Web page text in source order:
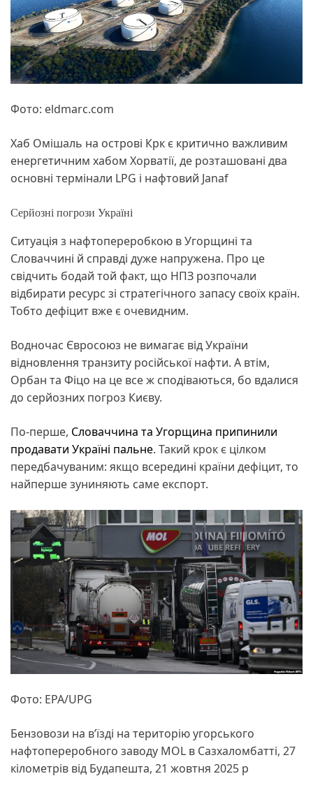
Фото: eldmarc.com
Хаб Омішаль на острові Крк є критично важливим
енергетичним хабом Хорватії, де розташовані два
основні термінали LPG і нафтовий Janaf
Серйозні погрози Україні
Ситуація з нафтопереробкою в Угорщині та
Словаччині й справді дуже напружена. Про це
свідчить бодай той факт, що НПЗ розпочали
відбирати ресурс зі стратегічного запасу своїх країн.
Тобто дефіцит вже є очевидним.
Водночас Євросоюз не вимагає від України
відновлення транзиту російської нафти. А втім,
Орбан та Фіцо на це все ж сподіваються, бо вдалися
до серйозних погроз Києву.
По-перше, Словаччина та Угорщина припинили
продавати Україні пальне. Такий крок є цілком
передбачуваним: якщо всередині країни дефіцит, то
найперше зуниняють саме експорт.
Фото: EPA/UPG
Бензовози на в’їзді на територію угорського
нафтопереробного заводу MOL в Сазхаломбатті, 27
кілометрів від Будапешта, 21 жовтня 2025 р